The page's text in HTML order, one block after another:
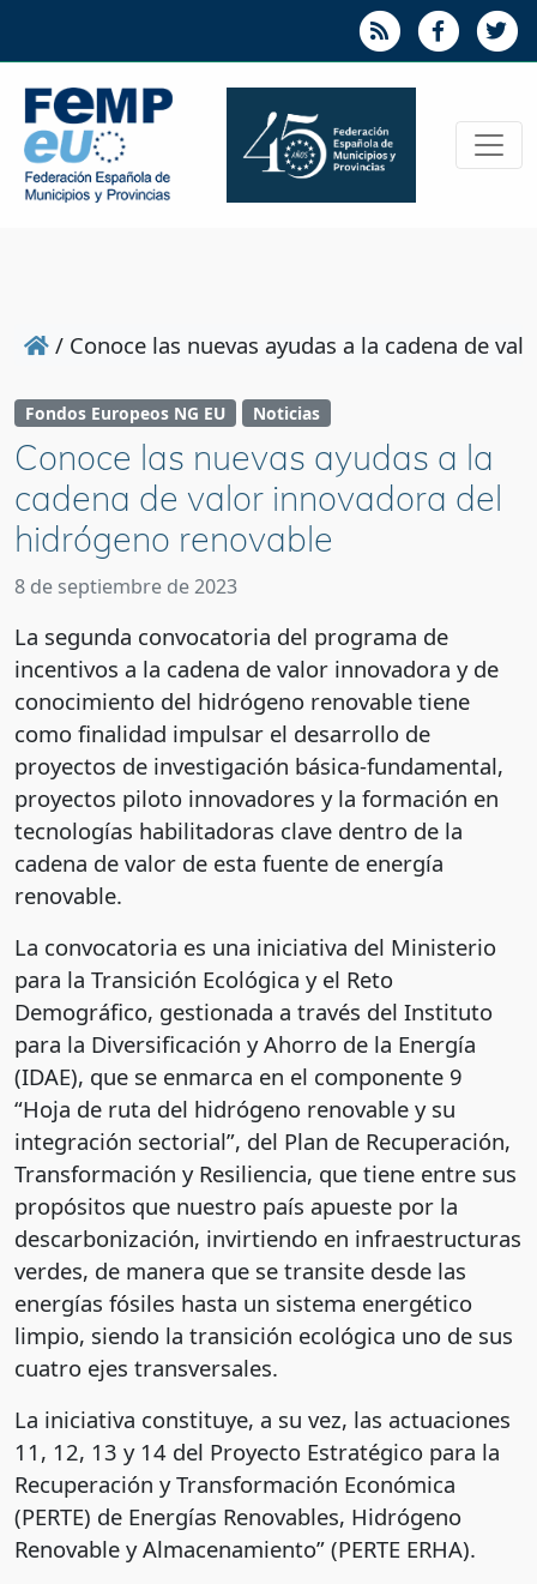
/ Conoce las nuevas ayudas a la cadena de
Fondos Europeos NG EU Noticias
Conoce las nuevas ayudas a la
cadena de valor innovadora del
hidrógeno renovable
8 de septiembre de 2023
La segunda convocatoria del programa de
incentivos a la cadena de valor innovadora y de
conocimiento del hidrógeno renovable tiene
como finalidad impulsar el desarrollo de
proyectos de investigación básica-fundamental,
proyectos piloto innovadores y la formación en
tecnologías habilitadoras clave dentro de la
cadena de valor de esta fuente de energía
renovable.
La convocatoria es una iniciativa del Ministerio
para la Transición Ecológica y el Reto
Demográfico, gestionada a través del Instituto
para la Diversificación y Ahorro de la Energía
(IDAE), que se enmarca en el componente 9
“Hoja de ruta del hidrógeno renovable y su
integración sectorial”, del Plan de Recuperación,
Transformación y Resiliencia, que tiene entre sus
propósitos que nuestro país apueste por la
descarbonización, invirtiendo en infraestructuras
verdes, de manera que se transite desde las
energías fósiles hasta un sistema energético
limpio, siendo la transición ecológica uno de sus
cuatro ejes transversales.
La iniciativa constituye, a su vez, las actuaciones
11, 12, 13 y 14 del Proyecto Estratégico para la
Recuperación y Transformación Económica
(PERTE) de Energías Renovables, Hidrógeno
Renovable y Almacenamiento” (PERTE ERHA).